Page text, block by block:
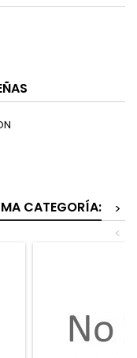
CATEGORÍA:
>
<